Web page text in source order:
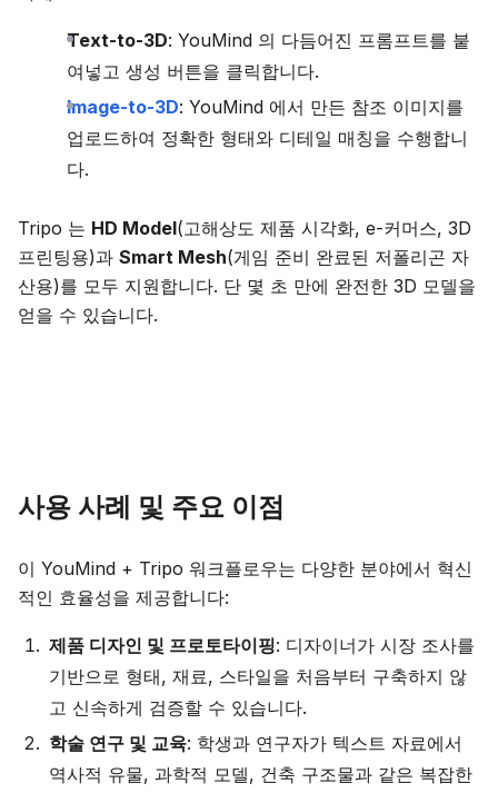
Text-to-3D: YouMind 의 다듬어진 프롬프트를 붙
여넣고 생성 버튼을 클릭합니다.
Image-to-3D: YouMind 에서 만든 참조 이미지를
업로드하여 정확한 형태와 디테일 매칭을 수행합니
다.
Tripo 는 HD Model(고해상도 제품 시각화, e-커머스, 3D
프린팅용)과 Smart Mesh(게임 준비 완료된 저폴리곤 자
산용)를 모두 지원합니다. 단 몇 초 만에 완전한 3D 모델을
얻을 수 있습니다.
사용 사례 및 주요 이점
이 YouMind + Tripo 워크플로우는 다양한 분야에서 혁신
적인 효율성을 제공합니다:
제품 디자인 및 프로토타이핑: 디자이너가 시장 조사를
기반으로 형태, 재료, 스타일을 처음부터 구축하지 않
고 신속하게 검증할 수 있습니다.
학술 연구 및 교육: 학생과 연구자가 텍스트 자료에서
역사적 유물, 과학적 모델, 건축 구조물과 같은 복잡한